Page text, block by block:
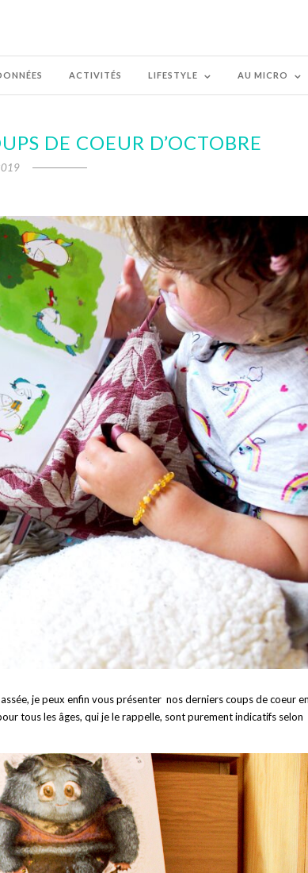
ACTIVITÉS LIFESTYLE AU MICRO
DE COEUR D’OCTOBRE
je peux enfin vous présenter nos derniers coups de coeur
tous les âges, qui je le rappelle, sont purement indicatifs selon